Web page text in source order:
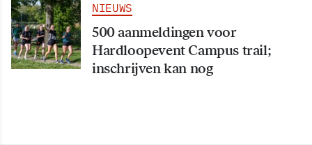
NIEUWS
500 aanmeldingen voor
Hardloopevent Campus trail;
inschrijven kan nog